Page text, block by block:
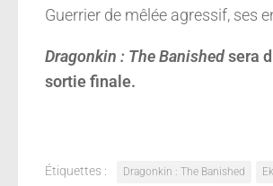
Guerrier de mêlée agressif, ses
Dragonkin : The Banishedsera
sortie finale.
Étiquettes : Dragonkin : The Banished